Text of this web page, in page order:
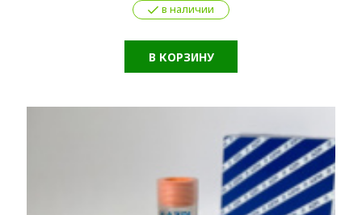
в наличии
В КОРЗИНУ